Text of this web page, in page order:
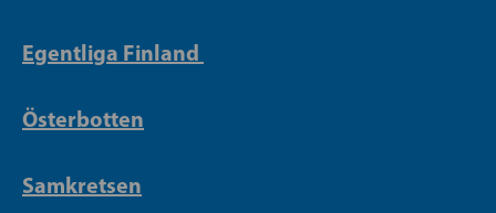
Egentliga Finland
Österbotten
Samkretsen